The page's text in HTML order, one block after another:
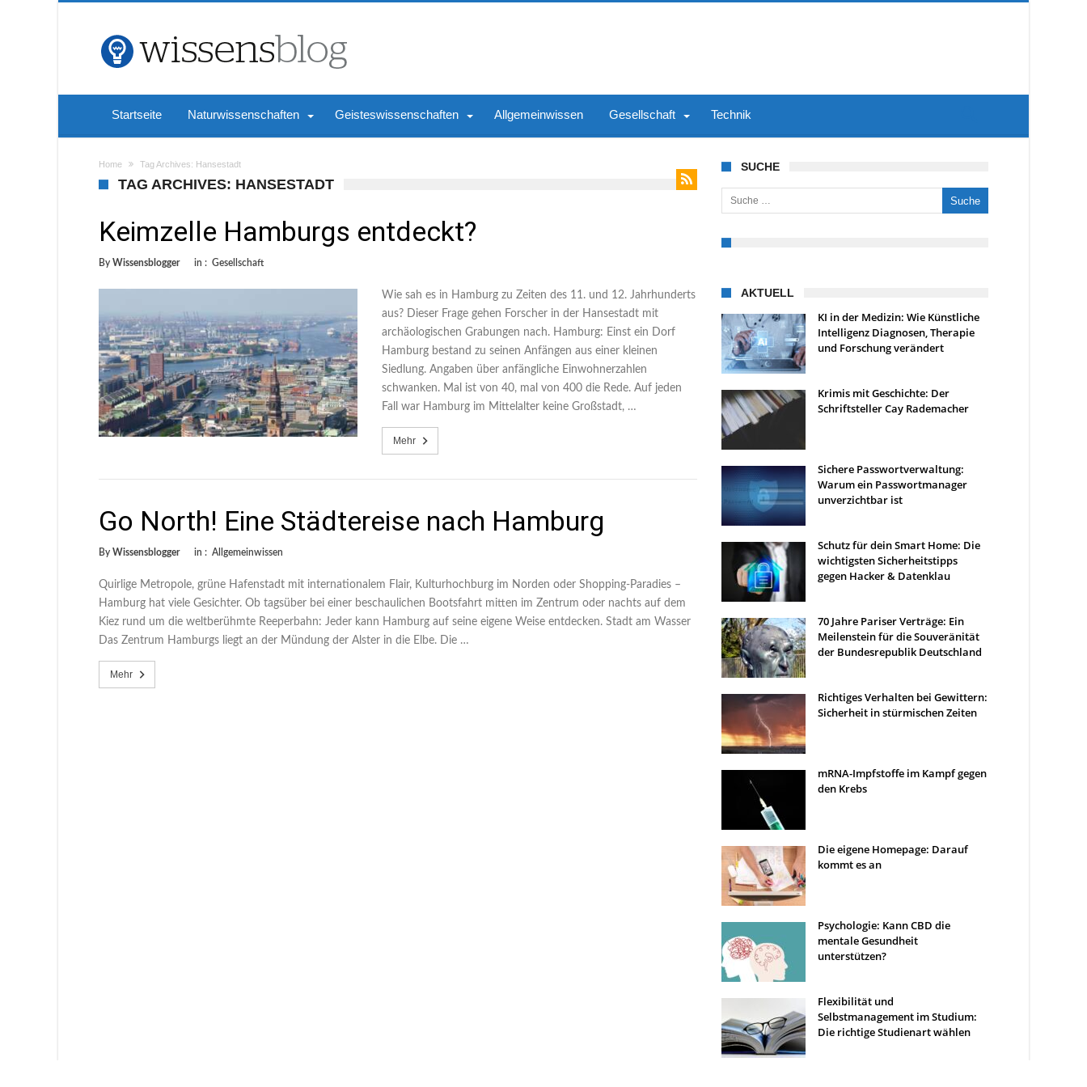
Startseite Naturwissenschaften Geisteswissenschaften Allgemeinwissen Gesellschaft Technik
Home Tag Archives: Hansestadt
TAG ARCHIVES: HANSESTADT
Keimzelle Hamburgs entdeckt?
By Wissensblogger in : Gesellschaft
Wie sah es in Hamburg zu Zeiten des 11. und 12. Jahrhunderts
aus? Dieser Frage gehen Forscher in der Hansestadt mit
archäologischen Grabungen nach. Hamburg: Einst ein Dorf
Hamburg bestand zu seinen Anfängen aus einer kleinen
Siedlung. Angaben über anfängliche Einwohnerzahlen
schwanken. Mal ist von 40, mal von 400 die Rede. Auf jeden
Fall war Hamburg im Mittelalter keine Großstadt, …
Mehr
Go North! Eine Städtereise nach Hamburg
By Wissensblogger in : Allgemeinwissen
Quirlige Metropole, grüne Hafenstadt mit internationalem Flair, Kulturhochburg im Norden oder Shopping-Paradies –
Hamburg hat viele Gesichter. Ob tagsüber bei einer beschaulichen Bootsfahrt mitten im Zentrum oder nachts auf dem
Kiez rund um die weltberühmte Reeperbahn: Jeder kann Hamburg auf seine eigene Weise entdecken. Stadt am Wasser
Das Zentrum Hamburgs liegt an der Mündung der Alster in die Elbe. Die …
Mehr
SUCHE
Suche nach:
AKTUELL
KI in der Medizin: Wie Künstliche
Intelligenz Diagnosen, Therapie
und Forschung verändert
Krimis mit Geschichte: Der
Schriftsteller Cay Rademacher
Sichere Passwortverwaltung:
Warum ein Passwortmanager
unverzichtbar ist
Schutz für dein Smart Home: Die
wichtigsten Sicherheitstipps
gegen Hacker & Datenklau
70 Jahre Pariser Verträge: Ein
Meilenstein für die Souveränität
der Bundesrepublik Deutschland
Richtiges Verhalten bei Gewittern:
Sicherheit in stürmischen Zeiten
mRNA-Impfstoffe im Kampf gegen
den Krebs
Die eigene Homepage: Darauf
kommt es an
Psychologie: Kann CBD die
mentale Gesundheit
unterstützen?
Flexibilität und
Selbstmanagement im Studium:
Die richtige Studienart wählen